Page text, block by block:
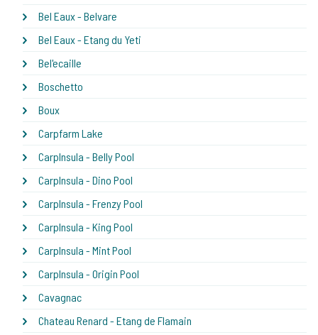
Bel Eaux - Belvare
Bel Eaux - Etang du Yeti
Bel'ecaille
Boschetto
Boux
Carpfarm Lake
CarpInsula - Belly Pool
CarpInsula - Dino Pool
CarpInsula - Frenzy Pool
CarpInsula - King Pool
CarpInsula - Mint Pool
CarpInsula - Origin Pool
Cavagnac
Chateau Renard - Etang de Flamain